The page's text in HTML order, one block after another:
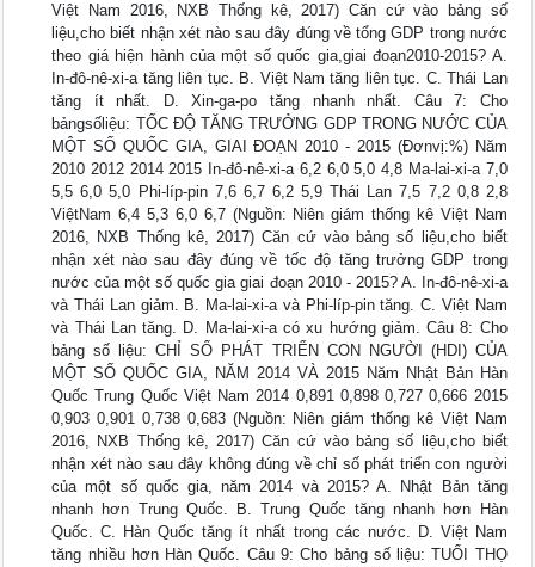
Việt Nam 2016, NXB Thống kê, 2017) Căn cứ vào bảng số
liệu,cho biết nhận xét nào sau đây đúng về tổng GDP trong nước
theo giá hiện hành của một số quốc gia,giai đoạn2010-2015? A.
In-đô-nê-xi-a tăng liên tục. B. Việt Nam tăng liên tục. C. Thái Lan
tăng ít nhất. D. Xin-ga-po tăng nhanh nhất. Câu 7: Cho
bảngsốliệu: TỐC ĐỘ TĂNG TRƯỞNG GDP TRONG NƯỚC CỦA
MỘT SỐ QUỐC GIA, GIAI ĐOẠN 2010 - 2015 (Đơnvị:%) Năm
2010 2012 2014 2015 In-đô-nê-xi-a 6,2 6,0 5,0 4,8 Ma-lai-xi-a 7,0
5,5 6,0 5,0 Phi-líp-pin 7,6 6,7 6,2 5,9 Thái Lan 7,5 7,2 0,8 2,8
ViệtNam 6,4 5,3 6,0 6,7 (Nguồn: Niên giám thống kê Việt Nam
2016, NXB Thống kê, 2017) Căn cứ vào bảng số liệu,cho biết
nhận xét nào sau đây đúng về tốc độ tăng trưởng GDP trong
nước của một số quốc gia giai đoạn 2010 - 2015? A. In-đô-nê-xi-a
và Thái Lan giảm. B. Ma-lai-xi-a và Phi-líp-pin tăng. C. Việt Nam
và Thái Lan tăng. D. Ma-lai-xi-a có xu hướng giảm. Câu 8: Cho
bảng số liệu: CHỈ SỐ PHÁT TRIỂN CON NGƯỜI (HDI) CỦA
MỘT SỐ QUỐC GIA, NĂM 2014 VÀ 2015 Năm Nhật Bản Hàn
Quốc Trung Quốc Việt Nam 2014 0,891 0,898 0,727 0,666 2015
0,903 0,901 0,738 0,683 (Nguồn: Niên giám thống kê Việt Nam
2016, NXB Thống kê, 2017) Căn cứ vào bảng số liệu,cho biết
nhận xét nào sau đây không đúng về chỉ số phát triển con người
của một số quốc gia, năm 2014 và 2015? A. Nhật Bản tăng
nhanh hơn Trung Quốc. B. Trung Quốc tăng nhanh hơn Hàn
Quốc. C. Hàn Quốc tăng ít nhất trong các nước. D. Việt Nam
tăng nhiều hơn Hàn Quốc. Câu 9: Cho bảng số liệu: TUỔI THỌ